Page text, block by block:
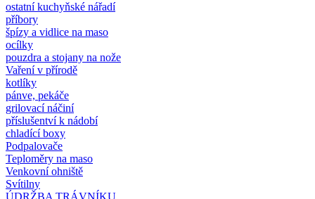
ostatní kuchyňské nářadí
příbory
špízy a vidlice na maso
ocílky
pouzdra a stojany na nože
Vaření v přírodě
kotlíky
pánve, pekáče
grilovací náčiní
příslušentví k nádobí
chladící boxy
Podpalovače
Teploměry na maso
Venkovní ohniště
Svítilny